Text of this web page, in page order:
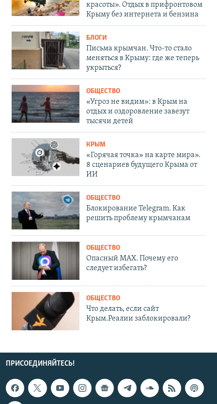
красоты». Отдых в прифронтовом
Крыму без интернета и бензина
БЛОГИ
Письма крымчан. Что-то стало
меняться в Крыму: где же теперь
укрыться?
ОБЩЕСТВО
«Угроз не видим»: в Крым на
отдых и оздоровление завезут
тысячи детей
КРЫМ
«Горячая точка» на карте мира».
8 сценариев будущего Крыма от
ИИ
ОБЩЕСТВО
Блокирование Telegram. Как
решить проблему крымчанам
ОБЩЕСТВО
Опасный MAX. Почему его
следует избегать?
ОБЩЕСТВО
Что делать, если сайт
Крым.Реалии заблокировали?
ПРИСОЕДИНЯЙТЕСЬ!